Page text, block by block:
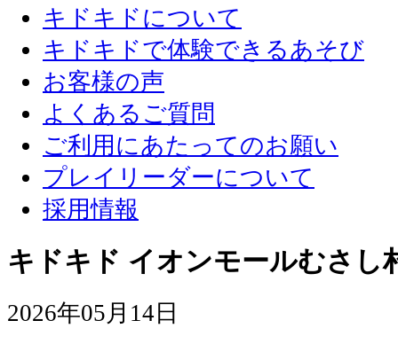
キドキドについて
キドキドで体験できるあそび
お客様の声
よくあるご質問
ご利用にあたってのお願い
プレイリーダーについて
採用情報
キドキド イオンモールむさし
2026年05月14日